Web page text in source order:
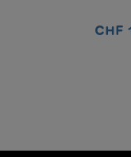
gibt
CHF